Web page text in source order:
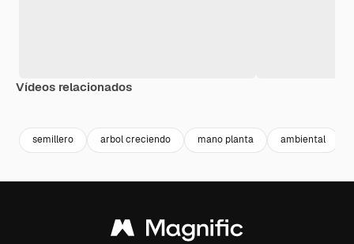
Vídeos relacionados
semillero arbol creciendo mano planta ambiental